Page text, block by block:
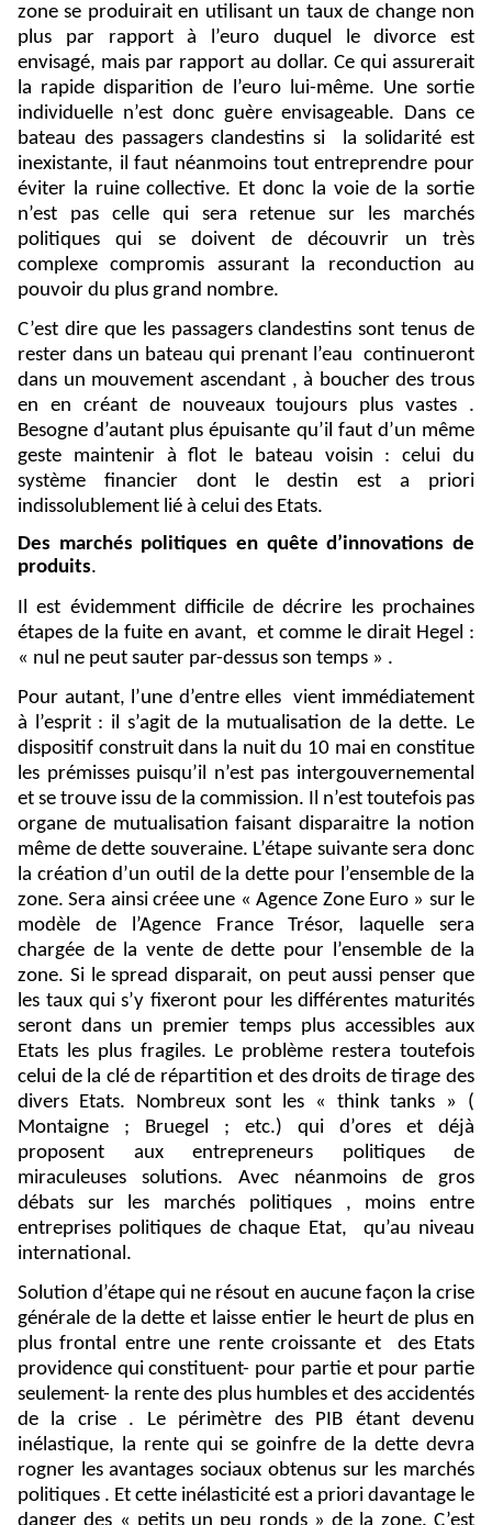
zone se produirait en utilisant un taux de change non
plus par rapport à l’euro duquel le divorce est
envisagé, mais par rapport au dollar. Ce qui assurerait
la rapide disparition de l’euro lui-même. Une sortie
individuelle n’est donc guère envisageable. Dans ce
bateau des passagers clandestins si
la solidarité est
inexistante, il faut néanmoins tout entreprendre pour
éviter la ruine collective. Et donc la voie de la sortie
n’est pas celle qui sera retenue sur les marchés
politiques qui se doivent de découvrir un très
complexe compromis assurant la reconduction au
pouvoir du plus grand nombre.
C’est dire que les passagers clandestins sont tenus de
rester dans un bateau qui prenant l’eau continueront
dans un mouvement ascendant , à boucher des trous
en en créant de nouveaux toujours plus vastes .
Besogne d’autant plus épuisante qu’il faut d’un même
geste maintenir à flot le bateau voisin : celui du
système financier dont le destin est a priori
indissolublement lié à celui des Etats.
Des marchés politiques en quête d’innovations de
produits.
Il est évidemment difficile de décrire les prochaines
étapes de la fuite en avant, et comme le dirait Hegel :
« nul ne peut sauter par-dessus son temps » .
Pour autant, l’une d’entre elles
vient immédiatement
à l’esprit : il s’agit de la mutualisation de la dette. Le
dispositif construit dans la nuit du 10 mai en constitue
les prémisses puisqu’il n’est pas intergouvernemental
et se trouve issu de la commission. Il n’est toutefois pas
organe de mutualisation faisant disparaitre la notion
même de dette souveraine. L’étape suivante sera donc
la création d’un outil de la dette pour l’ensemble de la
zone. Sera ainsi créee une « Agence Zone Euro » sur le
modèle de l’Agence France Trésor, laquelle sera
chargée de la vente de dette pour l’ensemble de la
zone. Si le spread disparait, on peut aussi penser que
les taux qui s’y fixeront pour les différentes maturités
seront dans un premier temps plus accessibles aux
Etats les plus fragiles. Le problème restera toutefois
celui de la clé de répartition et des droits de tirage des
divers Etats. Nombreux sont les « think tanks » (
Montaigne ; Bruegel ; etc.) qui d’ores et déjà
proposent aux entrepreneurs politiques de
miraculeuses solutions. Avec néanmoins de gros
débats sur les marchés politiques , moins entre
entreprises politiques de chaque Etat,
qu’au niveau
international.
Solution d’étape qui ne résout en aucune façon la crise
générale de la dette et laisse entier le heurt de plus en
plus frontal entre une rente croissante et
des Etats
providence qui constituent- pour partie et pour partie
seulement- la rente des plus humbles et des accidentés
de la crise . Le périmètre des PIB étant devenu
inélastique, la rente qui se goinfre de la dette devra
rogner les avantages sociaux obtenus sur les marchés
politiques . Et cette inélasticité est a priori davantage le